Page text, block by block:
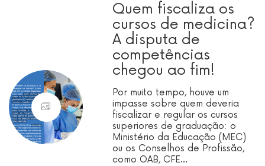
Quem fiscaliza os
cursos de medicina?
A disputa de
competências
chegou ao fim!
Por muito tempo, houve um
impasse sobre quem deveria
fiscalizar e regular os cursos
superiores de graduação: o
Ministério da Educação (MEC)
ou os Conselhos de Profissão,
como OAB, CFE…